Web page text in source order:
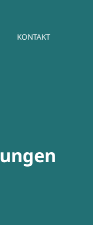
KONTAKT